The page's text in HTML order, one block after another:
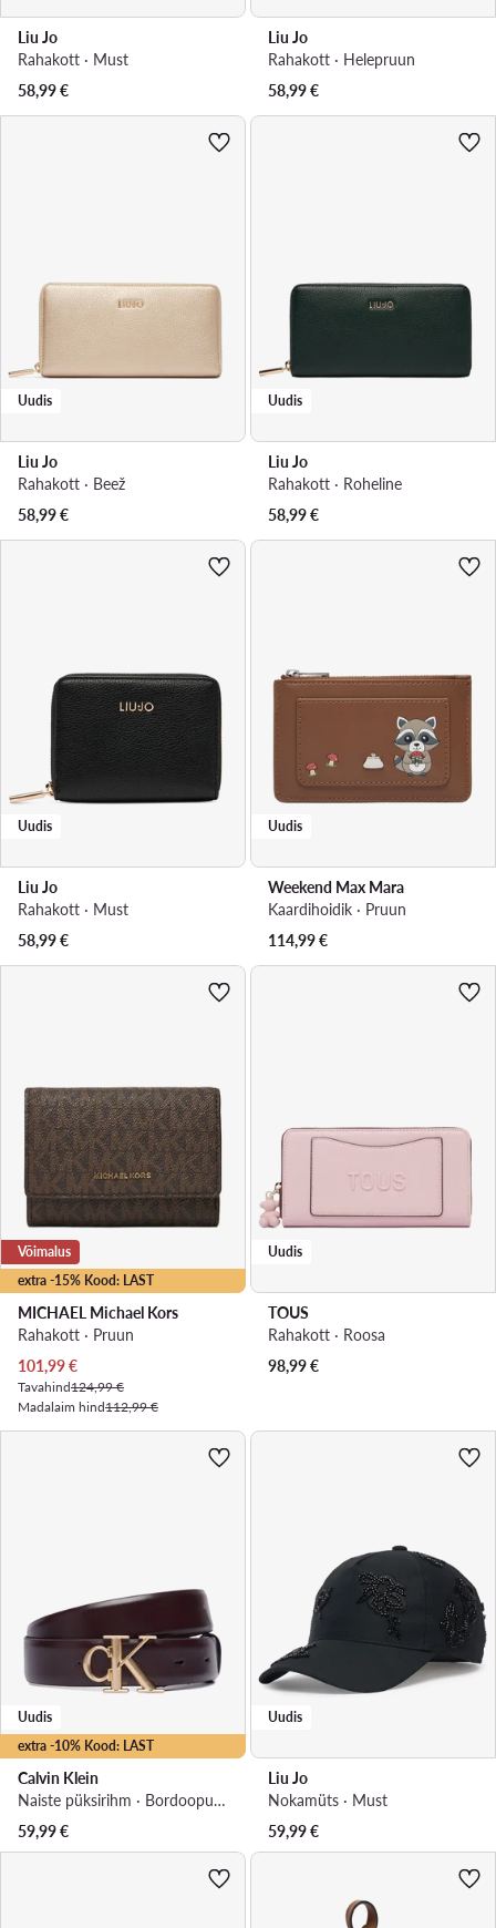
Liu Jo
Rahakott · Must
58,99€
Liu Jo
Rahakott · Helepruun
58,99€
Uudis
Liu Jo
Rahakott · Beež
58,99€
Uudis
Liu Jo
Rahakott · Roheline
58,99€
Uudis
Liu Jo
Rahakott · Must
58,99€
Uudis
Weekend Max Mara
Kaardihoidik · Pruun
114,99€
extra -15% Kood: LAST
Võimalus
MICHAEL Michael Kors
Rahakott · Pruun
Praegune hind
101,99€
Tavahind124,99 €
Madalaim hind112,99 €
Uudis
TOUS
Rahakott · Roosa
98,99€
extra -10% Kood: LAST
Uudis
Calvin Klein
Naiste püksirihm · Bordoopunane
59,99€
Uudis
Liu Jo
Nokamüts · Must
59,99€